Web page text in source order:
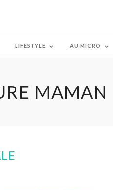
LIFESTYLE AU MICRO
MAMAN